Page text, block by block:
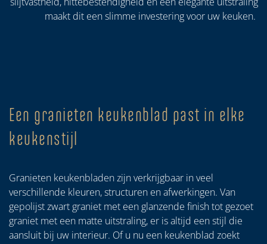
maakt dit een slimme investering voor uw keuken.
Een granieten keukenblad past in elke
keukenstijl
Granieten keukenbladen zijn verkrijgbaar in veel
verschillende kleuren, structuren en afwerkingen. Van
gepolijst zwart graniet met een glanzende finish tot gezoet
graniet met een matte uitstraling, er is altijd een stijl die
aansluit bij uw interieur. Of u nu een keukenblad zoekt